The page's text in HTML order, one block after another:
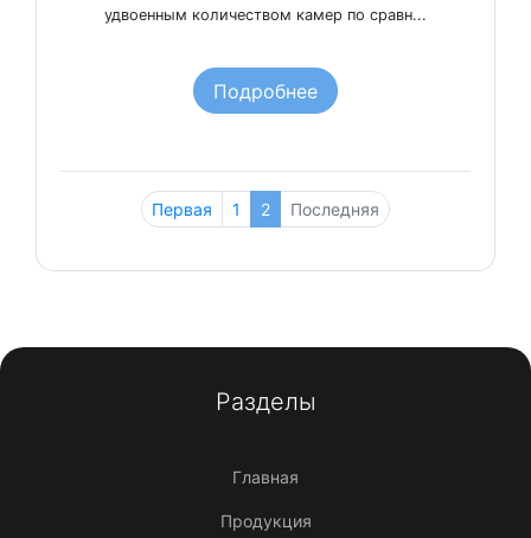
удвоенным количеством камер по сравн...
Подробнее
Первая 1 2 Последняя
Разделы
Главная
Продукция